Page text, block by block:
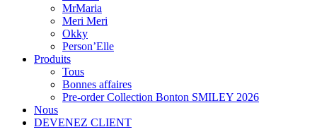
MrMaria
Meri Meri
Okky
Person’Elle
Produits
Tous
Bonnes affaires
Pre-order Collection Bonton SMILEY 2026
Nous
DEVENEZ CLIENT